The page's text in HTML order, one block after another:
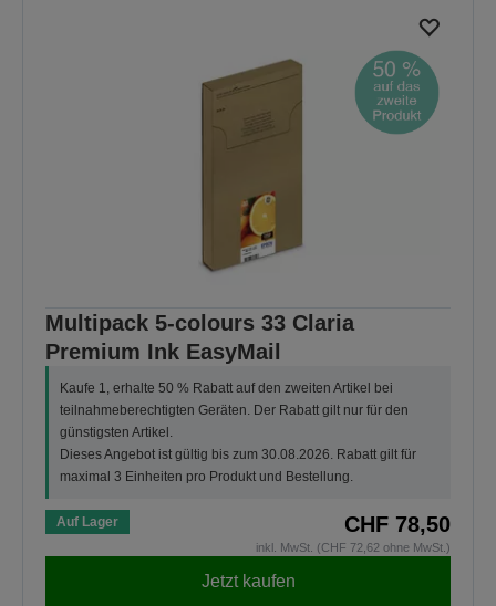
Multipack 5-colours 33 Claria
Premium Ink EasyMail
Kaufe 1, erhalte 50 % Rabatt auf den zweiten Artikel bei
teilnahmeberechtigten Geräten. Der Rabatt gilt nur für den
günstigsten Artikel.
Dieses Angebot ist gültig bis zum 30.08.2026. Rabatt gilt für
maximal 3 Einheiten pro Produkt und Bestellung.
Auf Lager CHF 78,50
inkl. MwSt. (CHF 72,62 ohne MwSt.)
Jetzt kaufen